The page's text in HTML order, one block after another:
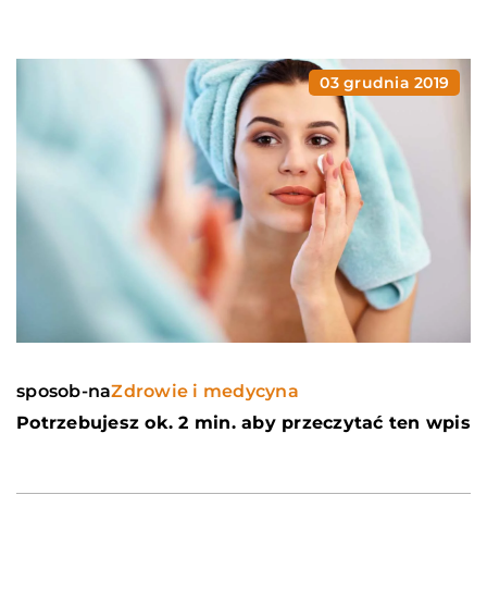
03 grudnia 2019
sposob-naZdrowie i medycyna
Potrzebujesz ok. 2 min. aby przeczytać ten wpis